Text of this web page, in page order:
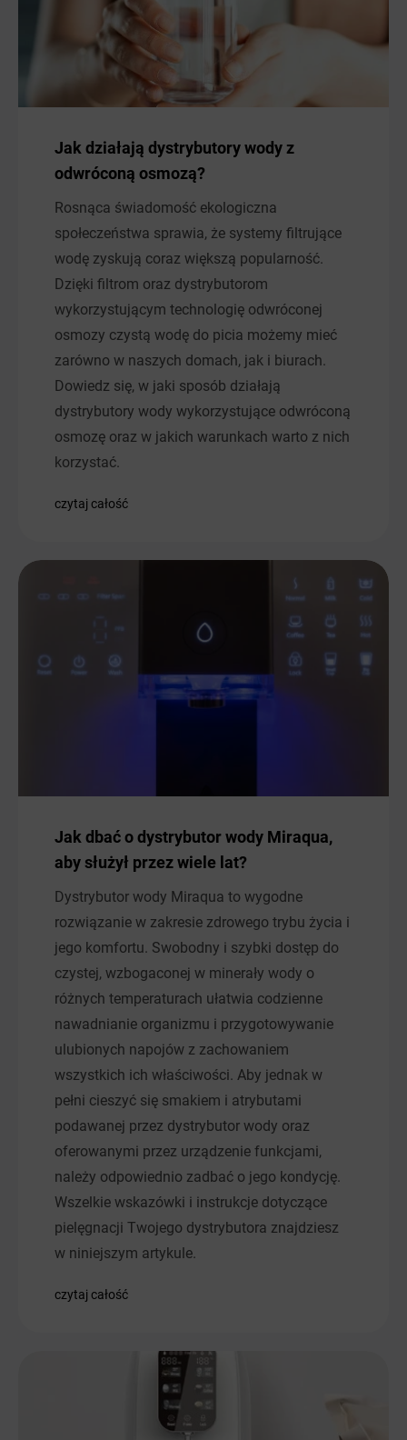
Jak działają dystrybutory wody z
odwróconą osmozą?
Rosnąca świadomość ekologiczna
społeczeństwa sprawia, że systemy filtrujące
wodę zyskują coraz większą popularność.
Dzięki filtrom oraz dystrybutorom
wykorzystującym technologię odwróconej
osmozy czystą wodę do picia możemy mieć
zarówno w naszych domach, jak i biurach.
Dowiedz się, w jaki sposób działają
dystrybutory wody wykorzystujące odwróconą
osmozę oraz w jakich warunkach warto z nich
korzystać.
czytaj całość
Jak dbać o dystrybutor wody Miraqua,
aby służył przez wiele lat?
Dystrybutor wody Miraqua to wygodne
rozwiązanie w zakresie zdrowego trybu życia i
jego komfortu. Swobodny i szybki dostęp do
czystej, wzbogaconej w minerały wody o
różnych temperaturach ułatwia codzienne
nawadnianie organizmu i przygotowywanie
ulubionych napojów z zachowaniem
wszystkich ich właściwości. Aby jednak w
pełni cieszyć się smakiem i atrybutami
podawanej przez dystrybutor wody oraz
oferowanymi przez urządzenie funkcjami,
należy odpowiednio zadbać o jego kondycję.
Wszelkie wskazówki i instrukcje dotyczące
pielęgnacji Twojego dystrybutora znajdziesz
w niniejszym artykule.
czytaj całość